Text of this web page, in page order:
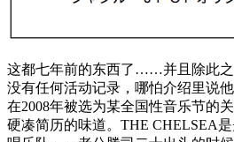
这都七年前的东西了……并且除此
没有任何活动记录，哪怕介绍里说
在2008年被选为某全国性音乐节的
硬凑简历的味道。THE CHELSEA